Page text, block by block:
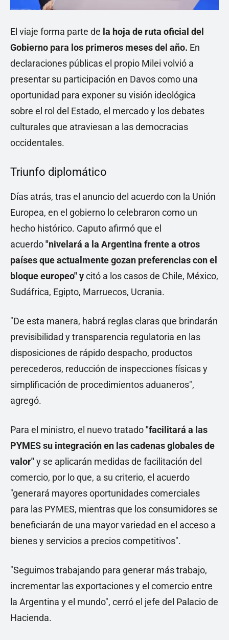
El viaje forma parte de la hoja de ruta oficial del
Gobierno para los primeros meses del año. En
declaraciones públicas el propio Milei volvió a
presentar su participación en Davos como una
oportunidad para exponer su visión ideológica
sobre el rol del Estado, el mercado y los debates
culturales que atraviesan a las democracias
occidentales.
Triunfo diplomático
Días atrás, tras el anuncio del acuerdo con la Unión
Europea, en el gobierno lo celebraron como un
hecho histórico. Caputo afirmó que el
acuerdo"nivelará a la Argentina frente a otros
países que actualmente gozan preferencias con el
bloque europeo" ycitó a los casos de Chile, México,
Sudáfrica, Egipto, Marruecos, Ucrania.
"De esta manera, habrá reglas claras que brindarán
previsibilidad y transparencia regulatoria en las
disposiciones de rápido despacho, productos
perecederos, reducción de inspecciones físicas y
simplificación de procedimientos aduaneros",
agregó.
Para el ministro, el nuevo tratado"facilitará a las
PYMES su integración en las cadenas globales de
valor"y se aplicarán medidas de facilitación del
comercio, por lo que, a su criterio, el acuerdo
"generará mayores oportunidades comerciales
para las PYMES, mientras que los consumidores se
beneficiarán de una mayor variedad en el acceso a
bienes y servicios a precios competitivos".
"Seguimos trabajando para generar más trabajo,
incrementar las exportaciones y el comercio entre
la Argentina y el mundo", cerró el jefe del Palacio de
Hacienda.